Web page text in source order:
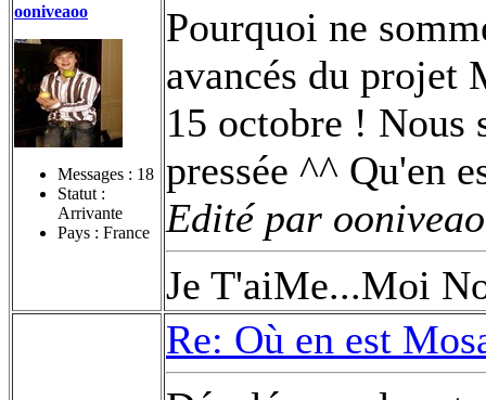
ooniveaoo
Messages : 18
Statut :
Arrivante
Pays : France
Pourquoi ne
avancés du projet
15 octobre ! Nous
pressée ^^ Qu'en
Edité par
Je T'aiMe...Moi
Re: Où en est